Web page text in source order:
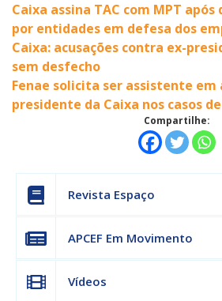
Caixa assina TAC com MPT
por entidades em defesa dos
Caixa: acusações contra ex-
sem desfecho
Fenae solicita ser assistente em
presidente da Caixa nos casos
Compartilhe:
Revista Espaço
APCEF Em Movimento
Vídeos